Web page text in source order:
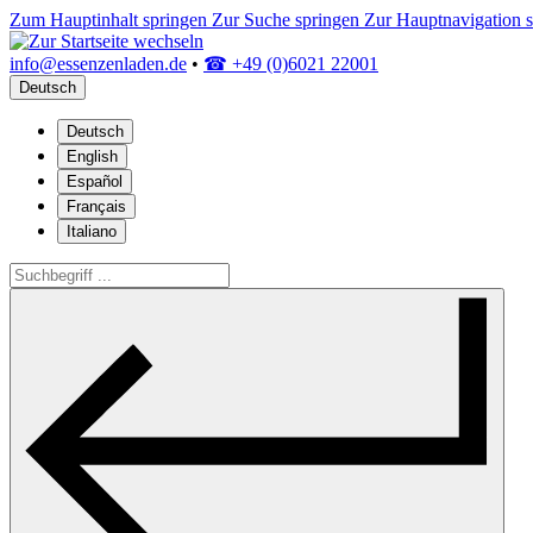
Zum Hauptinhalt springen Zur Suche springen Zur Hauptnavigation
info@essenzenladen.de • ☎ +49 (0)6021 22001
Deutsch
Deutsch
English
Español
Français
Italiano